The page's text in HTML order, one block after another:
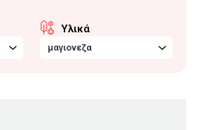
Υλικά
μαγιονεζα